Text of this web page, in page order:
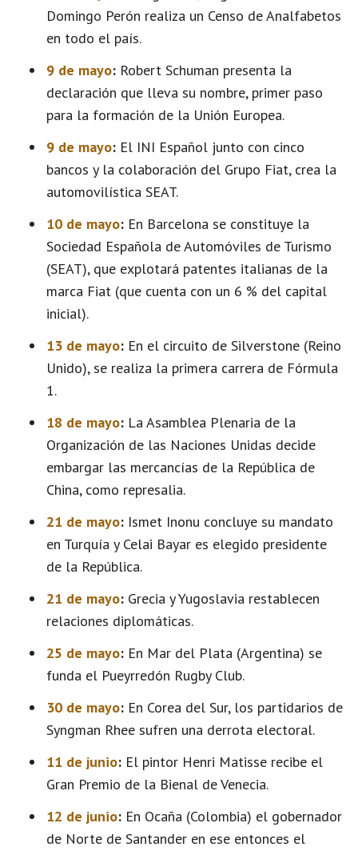
Domingo Perón realiza un Censo de Analfabetos
en todo el país.
9 de mayo: Robert Schuman presenta la
declaración que lleva su nombre, primer paso
para la formación de la Unión Europea.
9 de mayo: El INI Español junto con cinco
bancos y la colaboración del Grupo Fiat, crea la
automovilística SEAT.
10 de mayo: En Barcelona se constituye la
Sociedad Española de Automóviles de Turismo
(SEAT), que explotará patentes italianas de la
marca Fiat (que cuenta con un 6 % del capital
inicial).
13 de mayo: En el circuito de Silverstone (Reino
Unido), se realiza la primera carrera de Fórmula
1.
18 de mayo: La Asamblea Plenaria de la
Organización de las Naciones Unidas decide
embargar las mercancías de la República de
China, como represalia.
21 de mayo: Ismet Inonu concluye su mandato
en Turquía y Celai Bayar es elegido presidente
de la República.
21 de mayo: Grecia y Yugoslavia restablecen
relaciones diplomáticas.
25 de mayo: En Mar del Plata (Argentina) se
funda el Pueyrredón Rugby Club.
30 de mayo: En Corea del Sur, los partidarios de
Syngman Rhee sufren una derrota electoral.
11 de junio: El pintor Henri Matisse recibe el
Gran Premio de la Bienal de Venecia.
12 de junio: En Ocaña (Colombia) el gobernador
de Norte de Santander en ese entonces el